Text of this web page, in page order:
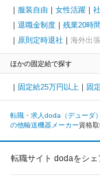
服装自由
女性活躍
退職金制度
残業20時
原則定時退社
海外出張
ほかの固定給で探す
固定給25万円以上 固
転職・求人doda（デューダ
の他輸送機器メーカー資格
転職サイト dodaをシェ